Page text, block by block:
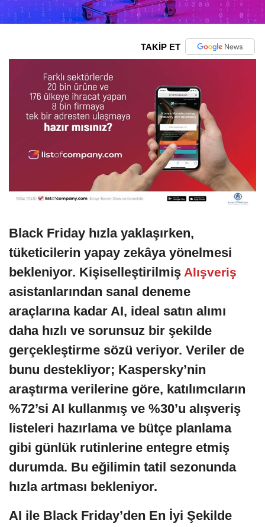
TAKİP ET
Black Friday hızla yaklaşırken,
tüketicilerin yapay zekâya yönelmesi
bekleniyor. Kişiselleştirilmiş Alışveriş
asistanlarından sanal deneme
araçlarına kadar AI, ideal satın alımı
daha hızlı ve sorunsuz bir şekilde
gerçekleştirme sözü veriyor. Veriler de
bunu destekliyor; Kaspersky’nin
araştırma verilerine göre, katılımcıların
%72’si AI kullanmış ve %30’u alışveriş
listeleri hazırlama ve bütçe planlama
gibi günlük rutinlerine entegre etmiş
durumda. Bu eğilimin tatil sezonunda
hızla artması bekleniyor.
AI ile Black Friday’den En İyi Şekilde